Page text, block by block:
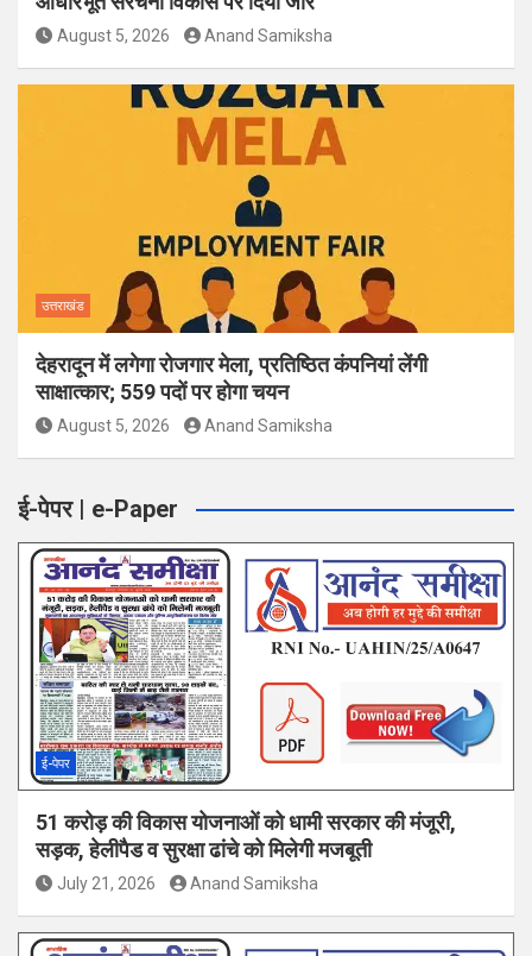
August 5, 2026 Anand Samiksha
उत्तराखंड
देहरादून में लगेगा रोजगार मेला, प्रतिष्ठित कंपनियां लेंगी
साक्षात्कार; 559 पदों पर होगा चयन
August 5, 2026 Anand Samiksha
ई-पेपर | e-Paper
ई-पेपर
51 करोड़ की विकास योजनाओं को धामी सरकार की मंजूरी,
सड़क, हेलीपैड व सुरक्षा ढांचे को मिलेगी मजबूती
July 21, 2026 Anand Samiksha